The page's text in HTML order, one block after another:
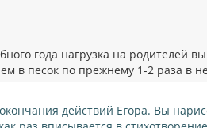
года нагрузка на родителей
в песок по прежнему 1-2 раза в
действий Егора. Вы